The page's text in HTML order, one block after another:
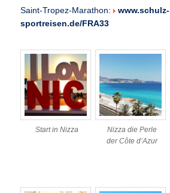
Saint-Tropez-Marathon: www.schulz-
sportreisen.de/FRA33
Start in Nizza
Nizza die Perle
der Côte d’Azur